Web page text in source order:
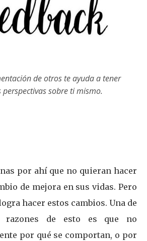
de otros te ayuda a tener
perspectivas sobre ti mismo.
por ahí que no quieran hacer
de mejora en sus vidas. Pero
hacer estos cambios. Una de
razones de esto es que no
por qué se comportan, o por